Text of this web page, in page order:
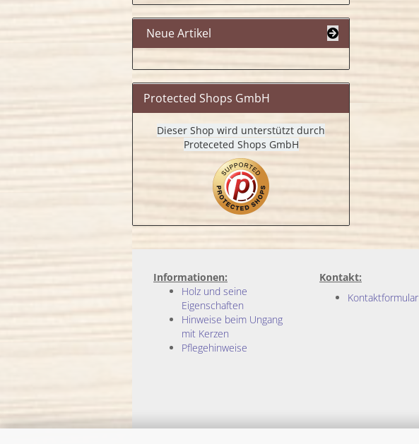
Neue Artikel
Protected Shops GmbH
Dieser Shop wird unterstützt durch
Proteceted Shops GmbH
Informationen:
Holz und seine
Eigenschaften
Hinweise beim Ungang
mit Kerzen
Pflegehinweise
Kontakt:
Kontaktformular